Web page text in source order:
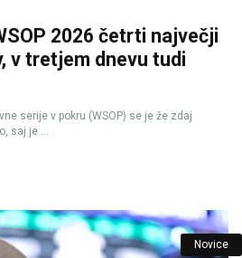
2026 četrti največji
v tretjem dnevu tudi
serije v pokru (WSOP) se je že zdaj
saj je ...
Novice